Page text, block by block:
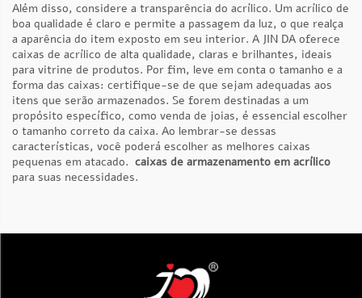
Além disso, considere a transparência do acrílico. Um acrílico de
boa qualidade é claro e permite a passagem da luz, o que realça
a aparência do item exposto em seu interior. A JIN DA oferece
caixas de acrílico de alta qualidade, claras e brilhantes, ideais
para vitrine de produtos. Por fim, leve em conta o tamanho e a
forma das caixas: certifique-se de que sejam adequadas aos
itens que serão armazenados. Se forem destinadas a um
propósito específico, como venda de joias, é essencial escolher
o tamanho correto da caixa. Ao lembrar-se dessas
características, você poderá escolher as melhores caixas
pequenas em atacado. caixas de armazenamento em acrílico
para suas necessidades.